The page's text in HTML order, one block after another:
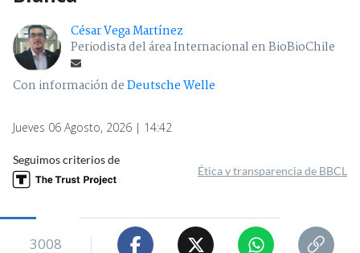
César Vega Martínez
Periodista del área Internacional en BioBioChile
Con información deDeutsche Welle
Jueves 06 Agosto, 2026 | 14:42
Seguimos criterios de
Ética y transparencia de BBCL
3008